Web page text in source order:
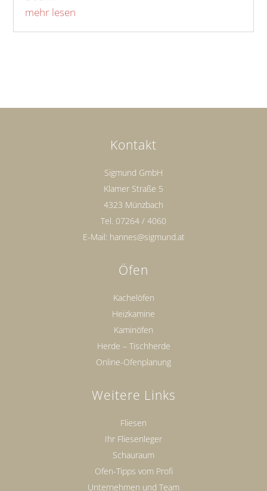
mehr lesen
Kontakt
Sigmund GmbH
Klamer Straße 5
4323 Münzbach
Tel. 07264 / 4060
E-Mail: hannes@sigmund.at
Öfen
Kachelöfen
Heizkamine
Kaminöfen
Herde – Tischherde
Online-Ofenplanung
Weitere Links
Fliesen
Ihr Fliesenleger
Schauraum
Ofen-Tipps vom Profi
Unternehmen und Team